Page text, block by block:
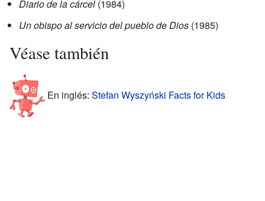
Diario de la cárcel (1984)
Un obispo al servicio del pueblo de Dios (1985)
Véase también
En inglés: Stefan Wyszyński Facts for Kids